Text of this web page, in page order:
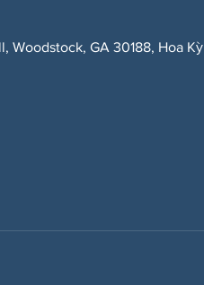
GA 30188, Hoa Kỳ